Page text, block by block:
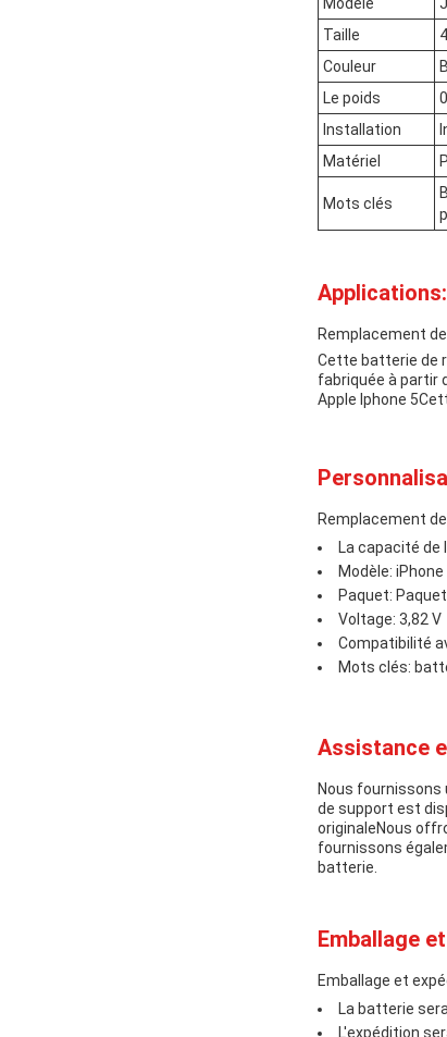
Taille
Couleur
Le poids
Installation
Matériel
Mots clés
Applications:
Remplacement
Cette batterie de
fabriquée à partir
Apple Iphone
Remplacement
La capacité de
Modèle: iPhone
Paquet:
Voltage: 3,82 V
Compatibilité
Mots clés:
Assistance
Nous fournissons
de support est
originaleNous
fournissons
batterie.
Emballage
Emballage et
La batterie
L'expédition